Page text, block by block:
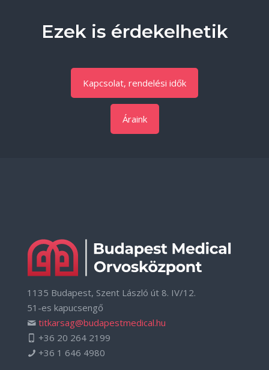
Ezek is érdekelhetik
Kapcsolat, rendelési idők
Áraink
1135 Budapest, Szent László út 8. IV/12.
51-es kapucsengő
titkarsag@budapestmedical.hu
+36 20 264 2199
+36 1 646 4980